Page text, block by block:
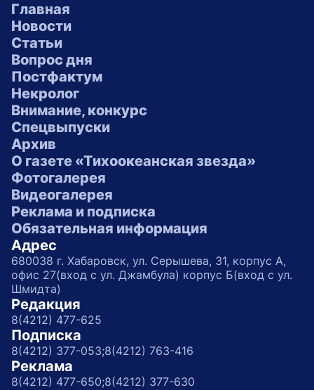
Главная
Новости
Статьи
Вопрос дня
Постфактум
Некролог
Внимание, конкурс
Спецвыпуски
Архив
О газете «Тихоокеанская звезда»
Фотогалерея
Видеогалерея
Реклама и подписка
Обязательная информация
Адрес
680038 г. Хабаровск, ул. Серышева, 31, корпус А,
офис 27(вход с ул. Джамбула) корпус Б(вход с ул.
Шмидта)
Редакция
8(4212) 477-625
Подписка
8(4212) 377-053;8(4212) 763-416
Реклама
8(4212) 477-650;8(4212) 377-630